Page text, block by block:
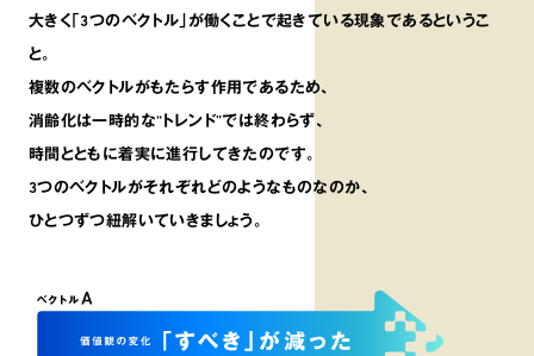
大きく｢3つのベクトル｣が働くことで起きている現象であるというこ
と。
複数のベクトルがもたらす作用であるため､
消齢化は一時的な“トレンド”では終わらず､
時間とともに着実に進行してきたのです。
3つのベクトルがそれぞれどのようなものなのか､
ひとつずつ紐解いていきましょう。